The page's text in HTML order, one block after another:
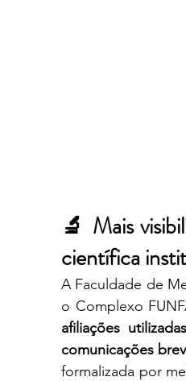
🔬 Mais
científica
A Faculdade de
o Complexo
afiliações
comunicações
formalizada por